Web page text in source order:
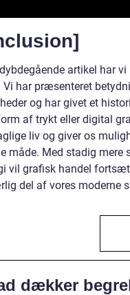
artikel har
Vi har præsenteret
og har givet et
af trykt eller digital
liv og giver os
måde. Med stadig mere
vil grafisk handel
del af vores moderne
dækker